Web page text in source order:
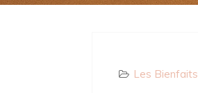
Les Bienfaits